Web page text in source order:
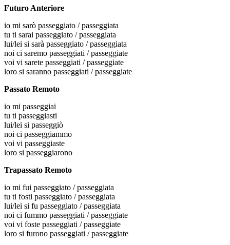
Futuro Anteriore
io mi sarò passeggiato / passeggiata
tu ti sarai passeggiato / passeggiata
lui/lei si sarà passeggiato / passeggiata
noi ci saremo passeggiati / passeggiate
voi vi sarete passeggiati / passeggiate
loro si saranno passeggiati / passeggiate
Passato Remoto
io mi passeggiai
tu ti passeggiasti
lui/lei si passeggiò
noi ci passeggiammo
voi vi passeggiaste
loro si passeggiarono
Trapassato Remoto
io mi fui passeggiato / passeggiata
tu ti fosti passeggiato / passeggiata
lui/lei si fu passeggiato / passeggiata
noi ci fummo passeggiati / passeggiate
voi vi foste passeggiati / passeggiate
loro si furono passeggiati / passeggiate